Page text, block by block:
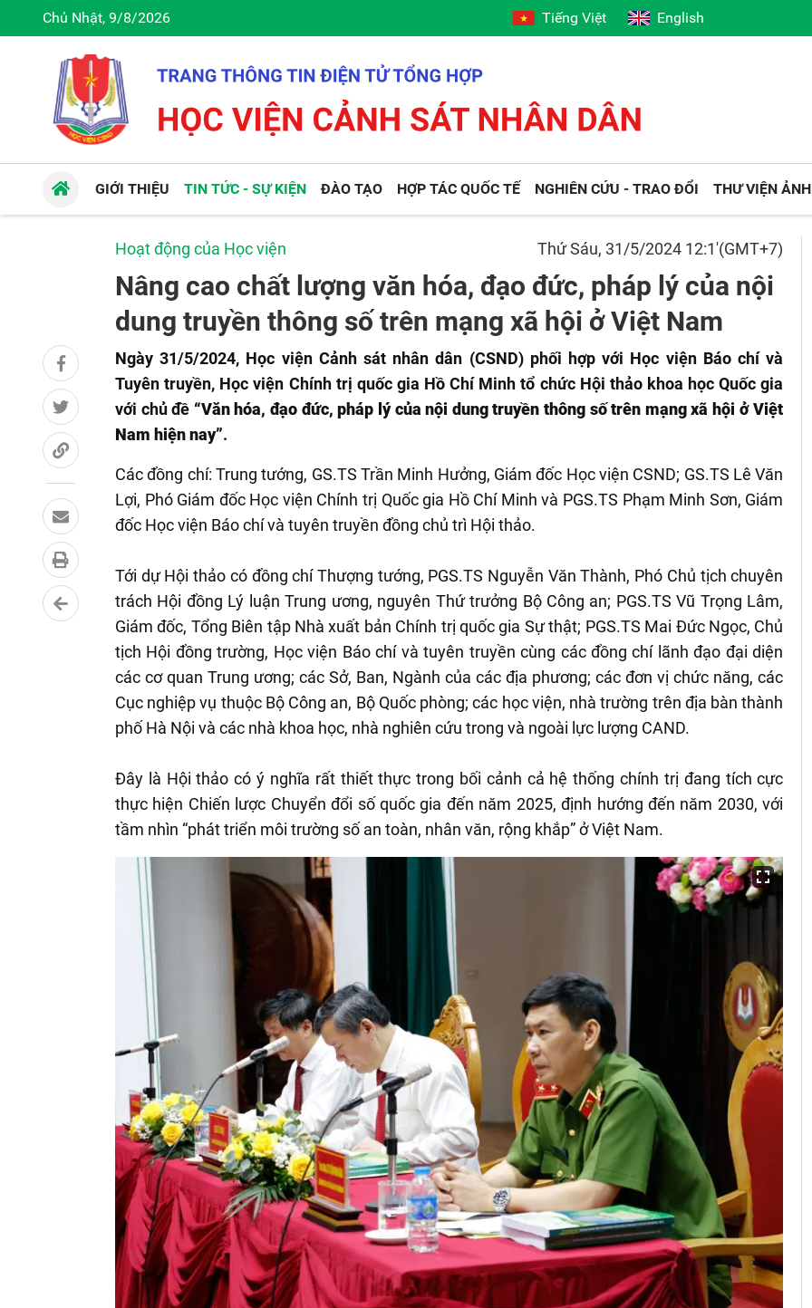
Chủ Nhật, 9/8/2026 Tiếng Việt English
GIỚI THIỆU TIN TỨC - SỰ KIỆN ĐÀO TẠO HỢP TÁC QUỐC TẾ NGHIÊN CỨU - TRAO ĐỔI THƯ VIỆN ẢNH
Hoạt động của Học viện Thứ Sáu, 31/5/2024 12:1'(GMT+7)
Nâng cao chất lượng văn hóa, đạo đức, pháp lý của nội
dung truyền thông số trên mạng xã hội ở Việt Nam
Ngày 31/5/2024, Học viện Cảnh sát nhân dân (CSND) phối hợp với Học viện Báo chí và
Tuyên truyền, Học viện Chính trị quốc gia Hồ Chí Minh tổ chức Hội thảo khoa học Quốc gia
với chủ đề “Văn hóa, đạo đức, pháp lý của nội dung truyền thông số trên mạng xã hội ở Việt
Nam hiện nay”.
Các đồng chí: Trung tướng, GS.TS Trần Minh Hưởng, Giám đốc Học viện CSND; GS.TS Lê Văn
Lợi, Phó Giám đốc Học viện Chính trị Quốc gia Hồ Chí Minh và PGS.TS Phạm Minh Sơn, Giám
đốc Học viện Báo chí và tuyên truyền đồng chủ trì Hội thảo.
Tới dự Hội thảo có đồng chí Thượng tướng, PGS.TS Nguyễn Văn Thành, Phó Chủ tịch chuyên
trách Hội đồng Lý luận Trung ương, nguyên Thứ trưởng Bộ Công an; PGS.TS Vũ Trọng Lâm,
Giám đốc, Tổng Biên tập Nhà xuất bản Chính trị quốc gia Sự thật; PGS.TS Mai Đức Ngọc, Chủ
tịch Hội đồng trường, Học viện Báo chí và tuyên truyền cùng các đồng chí lãnh đạo đại diện
các cơ quan Trung ương; các Sở, Ban, Ngành của các địa phương; các đơn vị chức năng, các
Cục nghiệp vụ thuộc Bộ Công an, Bộ Quốc phòng; các học viện, nhà trường trên địa bàn thành
phố Hà Nội và các nhà khoa học, nhà nghiên cứu trong và ngoài lực lượng CAND.
Đây là Hội thảo có ý nghĩa rất thiết thực trong bối cảnh cả hệ thống chính trị đang tích cực
thực hiện Chiến lược Chuyển đổi số quốc gia đến năm 2025, định hướng đến năm 2030, với
tầm nhìn “phát triển môi trường số an toàn, nhân văn, rộng khắp” ở Việt Nam.